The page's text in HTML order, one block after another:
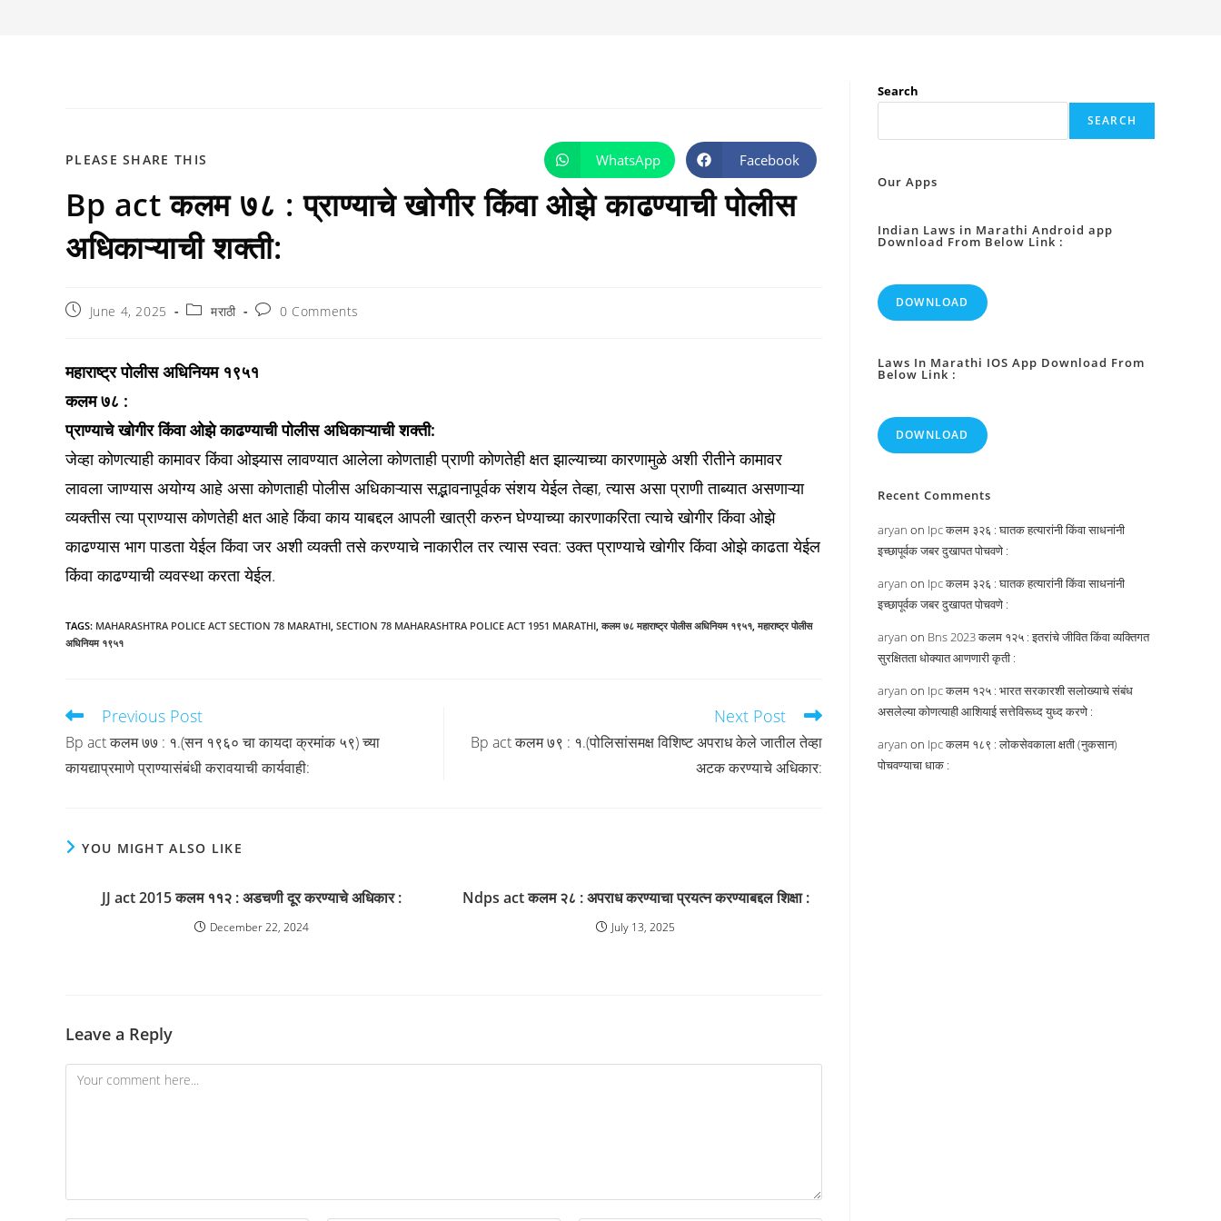
PLEASE SHARE THIS
THIS
CONTENT
Opens
in
new
window
WhatsApp Opens
in
new
window
Facebook
Bp act कलम ७८ : प्राण्याचे खोगीर किंवा ओझे काढण्याची पोलीस
अधिकाऱ्याची शक्ती:
PostJune 4, 2025
Postमराठी
Post0 Comments
महाराष्ट्र पोलीस अधिनियम १९५१
कलम ७८ :
प्राण्याचे खोगीर किंवा ओझे काढण्याची पोलीस अधिकाऱ्याची शक्ती:
जेव्हा कोणत्याही कामावर किंवा ओझ्यास लावण्यात आलेला कोणताही प्राणी कोणतेही क्षत झाल्याच्या कारणामुळे अशी रीतीने कामावर
लावला जाण्यास अयोग्य आहे असा कोणताही पोलीस अधिकाऱ्यास सद्भावनापूर्वक संशय येईल तेव्हा, त्यास असा प्राणी ताब्यात असणाऱ्या
व्यक्तीस त्या प्राण्यास कोणतेही क्षत आहे किंवा काय याबद्दल आपली खात्री करुन घेण्याच्या कारणाकरिता त्याचे खोगीर किंवा ओझे
काढण्यास भाग पाडता येईल किंवा जर अशी व्यक्ती तसे करण्याचे नाकारील तर त्यास स्वत: उक्त प्राण्याचे खोगीर किंवा ओझे काढता येईल
किंवा काढण्याची व्यवस्था करता येईल.
TAGS: MAHARASHTRA POLICE ACT SECTION 78 MARATHI, SECTION 78 MAHARASHTRA POLICE ACT 1951 MARATHI, कलम ७८ महाराष्ट्र पोलीस अधिनियम १९५१, महाराष्ट्र पोलीस
अधिनियम १९५१
Read
articles
Previous Post
Bp act कलम ७७ : १.(सन १९६० चा कायदा क्रमांक ५९) च्या
कायद्याप्रमाणे प्राण्यासंबंधी करावयाची कार्यवाही:
Next Post
Bp act कलम ७९ : १.(पोलिसांसमक्ष विशिष्ट अपराध केले जातील तेव्हा
अटक करण्याचे अधिकार:
YOU MIGHT ALSO LIKE
JJ act 2015 कलम ११२ : अडचणी दूर करण्याचे अधिकार :
December 22, 2024
Ndps act कलम २८ : अपराध करण्याचा प्रयत्न करण्याबद्दल शिक्षा :
July 13, 2025
Leave a Reply
Comment
Search
SEARCH
Our Apps
Indian Laws in Marathi Android app
Download From Below Link :
DOWNLOAD
Laws In Marathi IOS App Download From
Below Link :
DOWNLOAD
Recent Comments
aryan on Ipc कलम ३२६ : घातक हत्यारांनी किंवा साधनांनी
इच्छापूर्वक जबर दुखापत पोचवणे :
aryan on Ipc कलम ३२६ : घातक हत्यारांनी किंवा साधनांनी
इच्छापूर्वक जबर दुखापत पोचवणे :
aryan on Bns 2023 कलम १२५ : इतरांचे जीवित किंवा व्यक्तिगत
सुरक्षितता धोक्यात आणणारी कृती :
aryan on Ipc कलम १२५ : भारत सरकारशी सलोख्याचे संबंध
असलेल्या कोणत्याही आशियाई सत्तेविरूध्द युध्द करणे :
aryan on Ipc कलम १८९ : लोकसेवकाला क्षती (नुकसान)
पोचवण्याचा धाक :